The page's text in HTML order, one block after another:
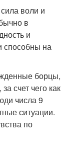
воли и
в
и
способны на
борцы,
счет чего как
числа 9
ситуации.
по